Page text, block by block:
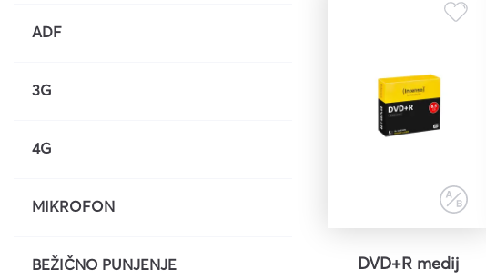
ADF
3G
4G
MIKROFON
BEŽIČNO PUNJENJE
DVD+R medij